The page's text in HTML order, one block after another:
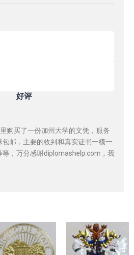
好评
购买了一份加州大学的文凭，服务
包邮，主要的收到和真实证书一模一
等，万分感谢diplomashelp.com，我